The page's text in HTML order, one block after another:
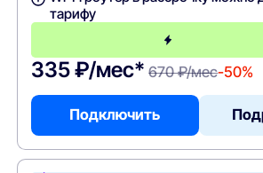
тарифу
335 ₽/мес* 670 ₽/мес-50%
Подключить